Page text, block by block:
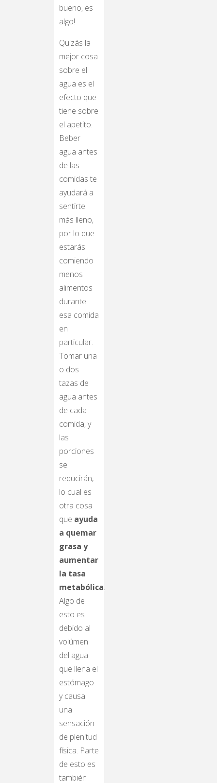
bueno, es
algo!
Quizás la
mejor cosa
sobre el
agua es el
efecto que
tiene sobre
el apetito.
Beber
agua antes
de las
comidas te
ayudará a
sentirte
más lleno,
por lo que
estarás
comiendo
menos
alimentos
durante
esa comida
en
particular.
Tomar una
o dos
tazas de
agua antes
de cada
comida, y
las
porciones
se
reducirán,
lo cual es
otra cosa
que ayuda
a quemar
grasa y
aumentar
la tasa
metabólica.
Algo de
esto es
debido al
volúmen
del agua
que llena el
estómago
y causa
una
sensación
de plenitud
física. Parte
de esto es
también